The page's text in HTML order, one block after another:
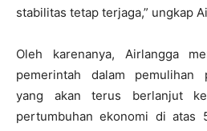
stabilitas tetap terjaga,” ungkap
Oleh karenanya, Airlangga
pemerintah dalam pemulihan
yang akan terus berlanjut ke
pertumbuhan ekonomi di atas